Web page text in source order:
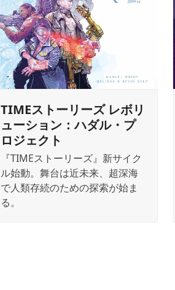
TIMEストーリーズ レボリ
ューション：ハダル・プ
ロジェクト
『TIMEストーリーズ』新サイク
ル始動。舞台は近未来、超深海
で人類存続のための探索が始ま
る。